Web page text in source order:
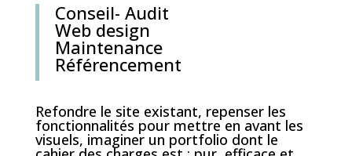
Conseil- Audit
Web design
Maintenance
Référencement
Refondre le site existant, repenser les
fonctionnalités pour mettre en avant les
visuels, imaginer un portfolio dont le